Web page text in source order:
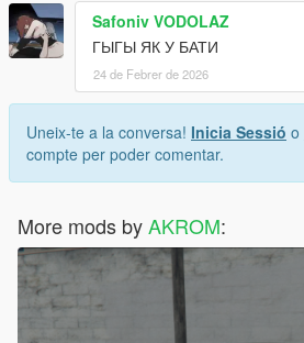
Safoniv VODOLAZ
ГЫГЫ ЯК У БАТИ
24 de Febrer de 2026
Uneix-te a la conversa! Inicia Sessió o
compte per poder comentar.
More mods byAKROM: